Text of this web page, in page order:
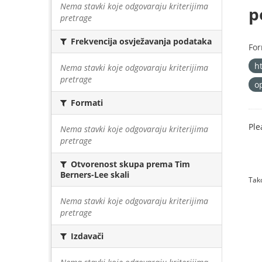
Nema stavki koje odgovaraju kriterijima
pretrage
Frekvencija osvježavanja podataka
Nema stavki koje odgovaraju kriterijima
pretrage
Formati
Nema stavki koje odgovaraju kriterijima
pretrage
Otvorenost skupa prema Tim
Berners-Lee skali
Nema stavki koje odgovaraju kriterijima
pretrage
Izdavači